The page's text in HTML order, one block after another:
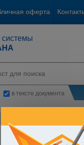
оферта
в тексте документа